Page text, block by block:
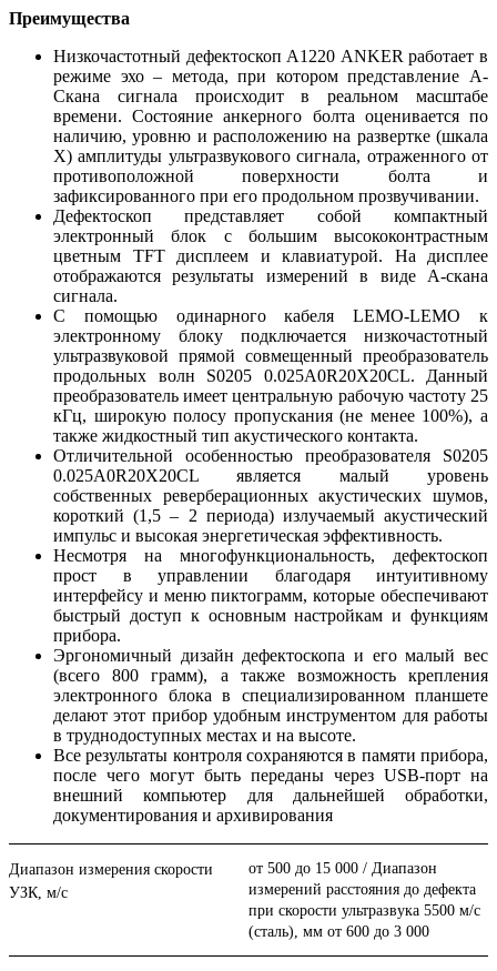
Преимущества
Низкочастотный дефектоскоп А1220 ANKER работает в
режиме эхо – метода, при котором представление А-
Скана сигнала происходит в реальном масштабе
времени. Состояние анкерного болта оценивается по
наличию, уровню и расположению на развертке (шкала
Х) амплитуды ультразвукового сигнала, отраженного от
противоположной поверхности болта и
зафиксированного при его продольном прозвучивании.
Дефектоскоп представляет собой компактный
электронный блок с большим высококонтрастным
цветным TFT дисплеем и клавиатурой. На дисплее
отображаются результаты измерений в виде А-скана
сигнала.
С помощью одинарного кабеля LEMO-LEMO к
электронному блоку подключается низкочастотный
ультразвуковой прямой совмещенный преобразователь
продольных волн S0205 0.025A0R20Х20CL. Данный
преобразователь имеет центральную рабочую частоту 25
кГц, широкую полосу пропускания (не менее 100%), а
также жидкостный тип акустического контакта.
Отличительной особенностью преобразователя S0205
0.025A0R20Х20CL является малый уровень
собственных реверберационных акустических шумов,
короткий (1,5 – 2 периода) излучаемый акустический
импульс и высокая энергетическая эффективность.
Несмотря на многофункциональность, дефектоскоп
прост в управлении благодаря интуитивному
интерфейсу и меню пиктограмм, которые обеспечивают
быстрый доступ к основным настройкам и функциям
прибора.
Эргономичный дизайн дефектоскопа и его малый вес
(всего 800 грамм), а также возможность крепления
электронного блока в специализированном планшете
делают этот прибор удобным инструментом для работы
в труднодоступных местах и на высоте.
Все результаты контроля сохраняются в памяти прибора,
после чего могут быть переданы через USB-порт на
внешний компьютер для дальнейшей обработки,
документирования и архивирования
Диапазон измерения скорости
УЗК, м/с
от 500 до 15 000 / Диапазон
измерений расстояния до дефекта
при скорости ультразвука 5500 м/с
(сталь), мм от 600 до 3 000